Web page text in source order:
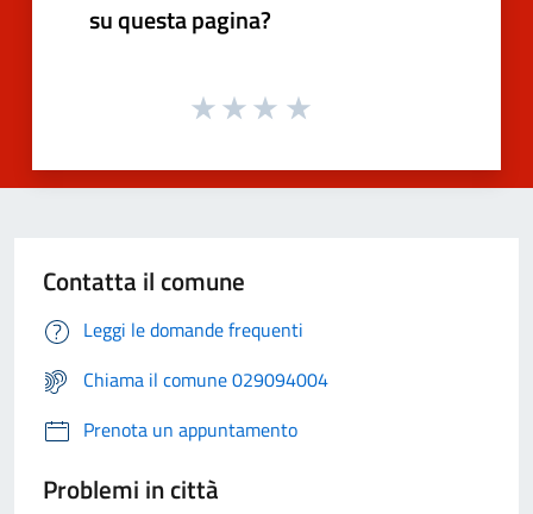
su questa pagina?
Contatta il comune
Leggi le domande frequenti
Chiama il comune 029094004
Prenota un appuntamento
Problemi in città